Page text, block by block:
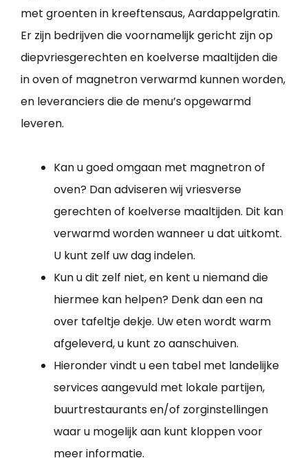
met groenten in kreeftensaus, Aardappelgratin.
Er zijn bedrijven die voornamelijk gericht zijn op
diepvriesgerechten en koelverse maaltijden die
in oven of magnetron verwarmd kunnen worden,
en leveranciers die de menu’s opgewarmd
leveren.
Kan u goed omgaan met magnetron of
oven? Dan adviseren wij vriesverse
gerechten of koelverse maaltijden. Dit kan
verwarmd worden wanneer u dat uitkomt.
U kunt zelf uw dag indelen.
Kun u dit zelf niet, en kent u niemand die
hiermee kan helpen? Denk dan een na
over tafeltje dekje. Uw eten wordt warm
afgeleverd, u kunt zo aanschuiven.
Hieronder vindt u een tabel met landelijke
services aangevuld met lokale partijen,
buurtrestaurants en/of zorginstellingen
waar u mogelijk aan kunt kloppen voor
meer informatie.